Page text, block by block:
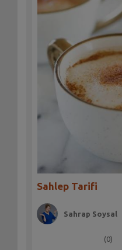
Sahlep Tarifi
Sahrap Soysal
(0)